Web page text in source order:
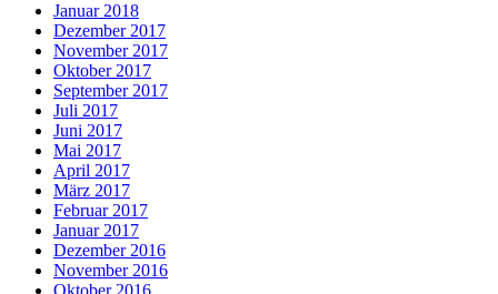
Januar 2018
Dezember 2017
November 2017
Oktober 2017
September 2017
Juli 2017
Juni 2017
Mai 2017
April 2017
März 2017
Februar 2017
Januar 2017
Dezember 2016
November 2016
Oktober 2016